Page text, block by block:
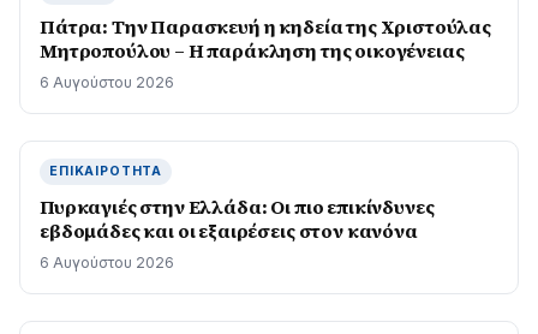
Πάτρα: Την Παρασκευή η κηδεία της Χριστούλας
Μητροπούλου – Η παράκληση της οικογένειας
6 Αυγούστου 2026
ΕΠΙΚΑΙΡΌΤΗΤΑ
Πυρκαγιές στην Ελλάδα: Οι πιο επικίνδυνες
εβδομάδες και οι εξαιρέσεις στον κανόνα
6 Αυγούστου 2026